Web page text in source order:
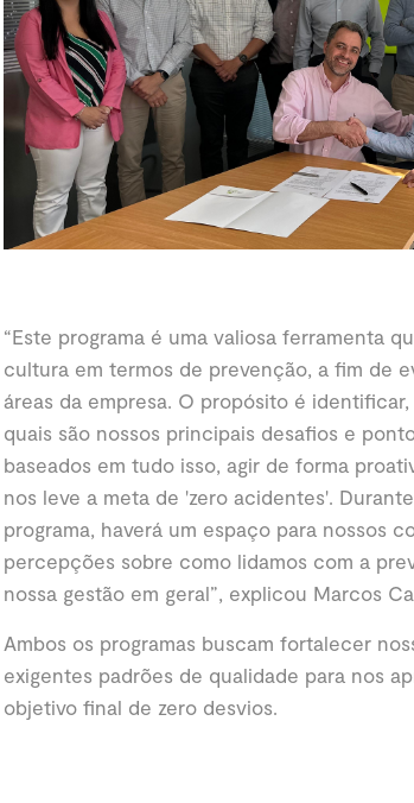
“Este programa é uma valiosa ferramenta
cultura em termos de prevenção, a fim de
áreas da empresa. O propósito é
quais são nossos principais desafios e
baseados em tudo isso, agir de forma
nos leve a meta de 'zero acidentes'.
programa, haverá um espaço para nossos
percepções sobre como lidamos com a
nossa gestão em geral”, explicou Marcos
Ambos os programas buscam fortalecer
exigentes padrões de qualidade para nos
objetivo final de zero desvios.